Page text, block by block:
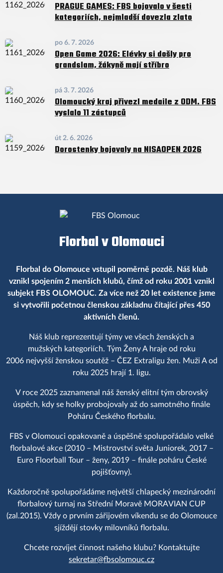
PRAGUE GAMES: FBS bojovalo v šesti
kategoriích, nejmladší dovezla zlato
po 6. 7. 2026
Open Game 2026: Elévky si došly pro
grandslam, žákyně mají stříbro
pá 3. 7. 2026
Olomoucký kraj přivezl medaile z ODM. FBS
vyslalo 11 zástupců
út 2. 6. 2026
Dorostenky bojovaly na NISAOPEN 2026
Florbal v Olomouci
Florbal do Olomouce vstupil poměrně pozdě. Náš klub
vznikl spojením 2 menších klubů, čímž od roku 2001 vznikl
subjekt FBS OLOMOUC. Za více než 20 let existence jsme
si vytvořili početnou členskou základnu čítající přes 450
aktivních členů.
Náš klub reprezentují týmy ve všech ženských a
mužských kategoriích. Tým Ženy A hraje od roku
2006 nejvyšší ženskou soutěž – ČEZ Extraligu žen. Muži A od
roku 2025 hrají 1. ligu.
V roce 2025 zaznamenal náš ženský elitní tým obrovský
úspěch, kdy se holky probojovaly až do samotného finále
Poháru Českého florbalu.
FBS v Olomouci opakovaně a úspěšně spolupořádalo velké
florbalové akce (2010 – Mistrovství světa Juniorek, 2017 –
Euro Floorball Tour – ženy, 2019 – finále poháru České
pojišťovny).
Každoročně spolupořádáme největší chlapecký mezinárodní
florbalový turnaj na Střední Moravě MORAVIAN CUP
(zal.2015). Vždy o prvním zářijovém víkendu se do Olomouce
sjíždějí stovky milovníků florbalu.
Chcete rozvíjet činnost našeho klubu? Kontaktujte
sekretar@fbsolomouc.cz